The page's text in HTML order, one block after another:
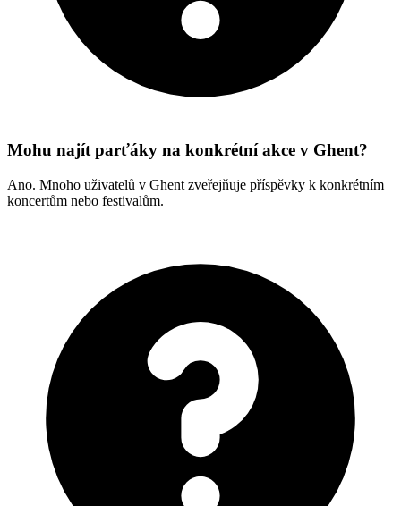
Mohu najít parťáky na konkrétní akce v Ghent?
Ano. Mnoho uživatelů v Ghent zveřejňuje příspěvky k konkrétním
koncertům nebo festivalům.